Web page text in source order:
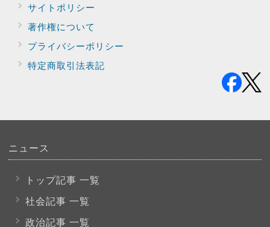
サイトポリシー
著作権について
プライバシーポリシー
特定商取引法表記
ニュース
トップ記事 一覧
社会記事 一覧
政治記事 一覧